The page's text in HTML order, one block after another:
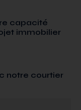
capacité
immobilier
notre courtier